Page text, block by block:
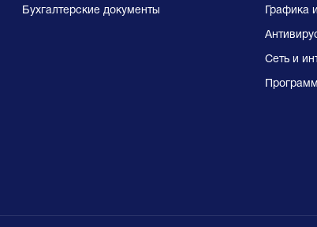
Бухгалтерские документы Графика
Сеть и